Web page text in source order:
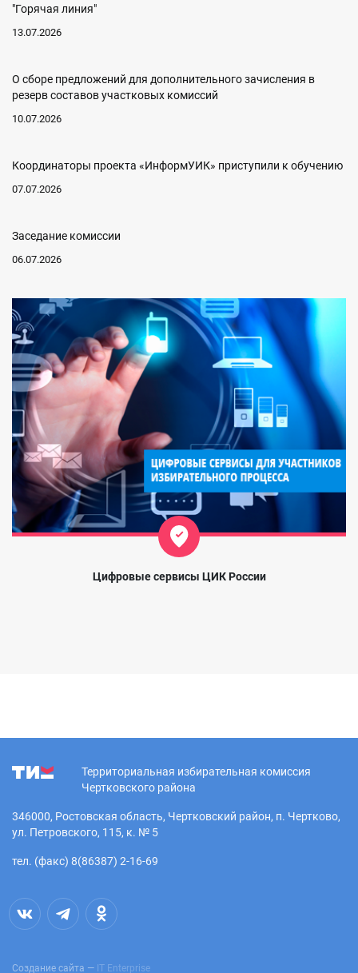
"Горячая линия"
13.07.2026
О сборе предложений для дополнительного зачисления в
резерв составов участковых комиссий
10.07.2026
Координаторы проекта «ИнформУИК» приступили к обучению
07.07.2026
Заседание комиссии
06.07.2026
Цифровые сервисы ЦИК России
Территориальная избирательная комиссия
Чертковского района
346000, Ростовская область, Чертковский район, п. Чертково,
ул. Петровского, 115, к. № 5
тел. (факс) 8(86387) 2-16-69
Создание сайта — IT Enterprise